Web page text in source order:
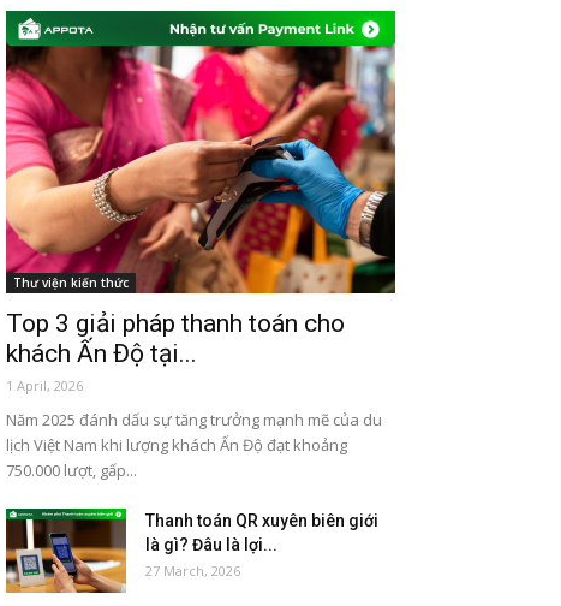
Thư viện kiến thức
Top 3 giải pháp thanh toán cho
khách Ấn Độ tại...
1 April, 2026
Năm 2025 đánh dấu sự tăng trưởng mạnh mẽ của du
lịch Việt Nam khi lượng khách Ấn Độ đạt khoảng
750.000 lượt, gấp...
Thanh toán QR xuyên biên giới
là gì? Đâu là lợi...
27 March, 2026